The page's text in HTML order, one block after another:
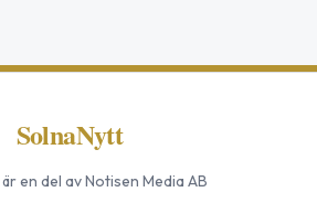
SolnaNytt
är en del av Notisen Media AB